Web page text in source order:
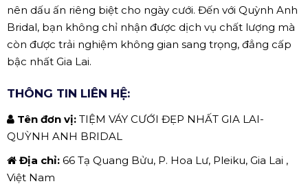
nên dấu ấn riêng biệt cho ngày cưới. Đến với Quỳnh Anh
Bridal, bạn không chỉ nhận được dịch vụ chất lượng mà
còn được trải nghiệm không gian sang trọng, đẳng cấp
bậc nhất Gia Lai.
THÔNG TIN LIÊN HỆ:
Tên đơn vị: TIỆM VÁY CƯỚI ĐẸP NHẤT GIA LAI-
QUỲNH ANH BRIDAL
Địa chỉ: 66 Tạ Quang Bửu, P. Hoa Lư, Pleiku, Gia Lai ,
Việt Nam